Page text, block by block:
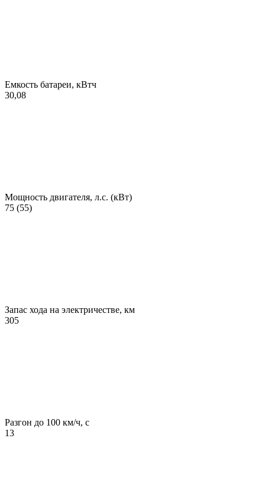
Емкость батареи, кВтч
30,08
Мощность двигателя, л.с. (кВт)
75 (55)
Запас хода на электричестве, км
305
Разгон до 100 км/ч, с
13